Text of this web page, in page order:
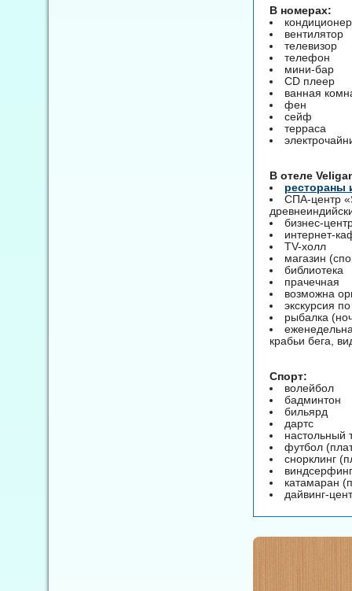
В номерах:
кондиционер
вентилятор
телевизор
телефон
мини-бар
CD плеер
ванная
фен
сейф
терраса
B отеле
рестораны
СПА-центр
бизнес-
интернет-
TV-холл
магазин
библиотека
прачечная
возможна
экскурсия
рыбалка
крабьи бега,
Спорт:
волейбол
бадминтон
бильярд
дартс
настольный
футбол
снорклинг
катамаран
дайвинг-